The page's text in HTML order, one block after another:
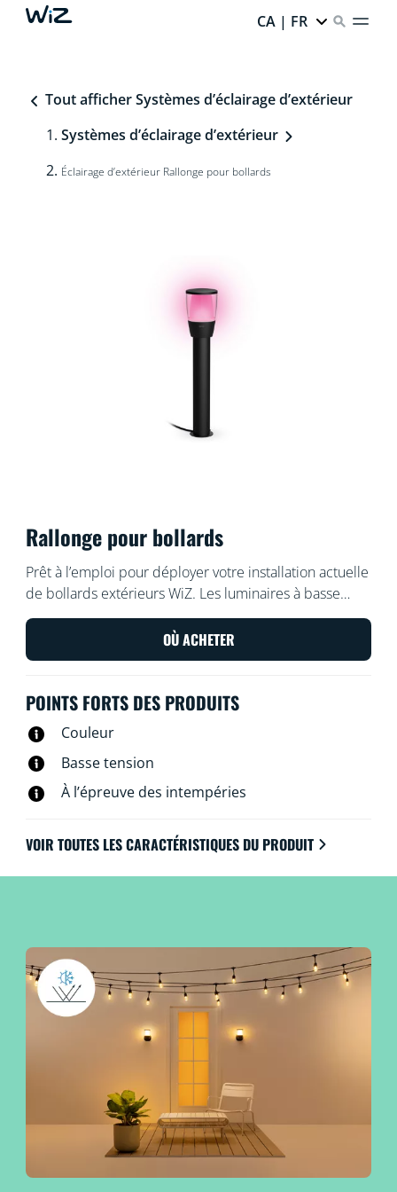
CA | FR
Tout afficher Systèmes d’éclairage d’extérieur
Systèmes d’éclairage d’extérieur
Éclairage d’extérieur Rallonge pour bollards
Rallonge pour bollards
Prêt à l’emploi pour déployer votre installation actuelle
de bollards extérieurs WiZ. Les luminaires à basse
tension sont faciles et sûrs à installer. Organisez et
réorganisez comme vous le souhaitez sans câblage
supplémentaire. Utilisez votre Wi-Fi existant pour
l’application WiZ.
OÙ ACHETER
POINTS FORTS DES PRODUITS
Couleur
Basse tension
À l’épreuve des intempéries
VOIR TOUTES LES CARACTÉRISTIQUES DU PRODUIT